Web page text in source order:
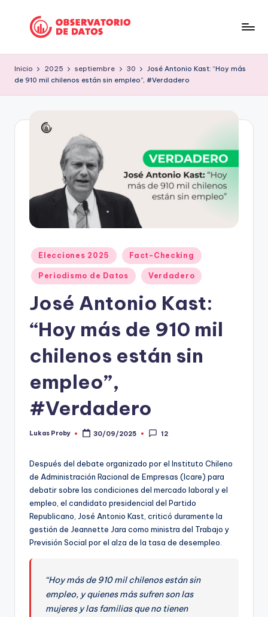
contenido
e
ri
d
C
ki
free
sacred"
Inicio 2025 septiembre 30
José Antonio Kast: “Hoy más
de 910 mil chilenos están sin empleo”, #Verdadero
Publicado
en
Elecciones 2025 Fact-Checking
Periodismo de Datos Verdadero
José Antonio Kast:
“Hoy más de 910 mil
chilenos están sin
empleo”,
#Verdadero
Publicado
Lukas Proby 30/09/2025 12
Después del debate organizado por el Instituto Chileno
de Administración Racional de Empresas (Icare) para
debatir sobre las condiciones del mercado laboral y el
empleo, el candidato presidencial del Partido
Republicano, José Antonio Kast, criticó duramente la
gestión de Jeannette Jara como ministra del Trabajo y
Previsión Social por el alza de la tasa de desempleo.
“Hoy más de 910 mil chilenos están sin
empleo, y quienes más sufren son las
mujeres y las familias que no tienen